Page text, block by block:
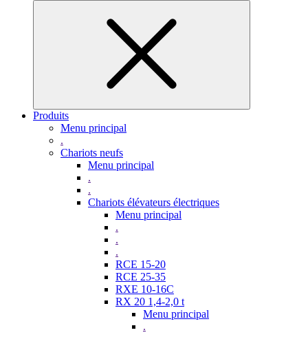
Produits
Menu principal
.
Chariots neufs
Menu principal
.
.
Chariots élévateurs électriques
Menu principal
.
.
.
RCE 15-20
RCE 25-35
RXE 10-16C
RX 20 1,4-2,0 t
Menu principal
.